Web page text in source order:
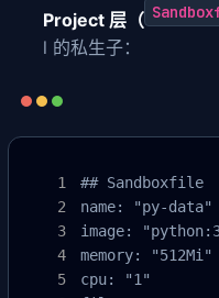
Project 层（
l 的私生子：
## Sandboxfile
name: "py-data"
image:
memory: "512Mi"
cpu: "1"